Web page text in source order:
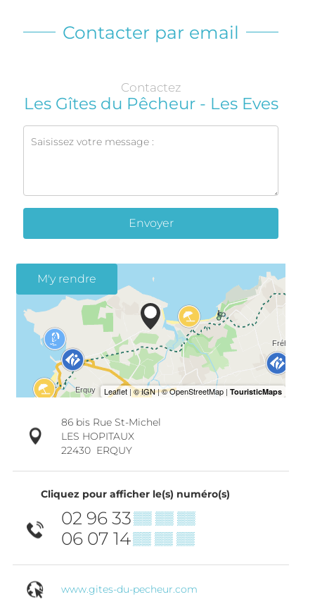
Contacter par email
Contactez
Les Gîtes du Pêcheur - Les Eves
Envoyer
M'y rendre
86 bis Rue St-Michel
LES HOPITAUX
22430 ERQUY
Cliquez pour afficher le(s) numéro(s)
02 96 33▒▒ ▒▒ ▒▒
06 07 14▒▒ ▒▒ ▒▒
www.gites-du-pecheur.com